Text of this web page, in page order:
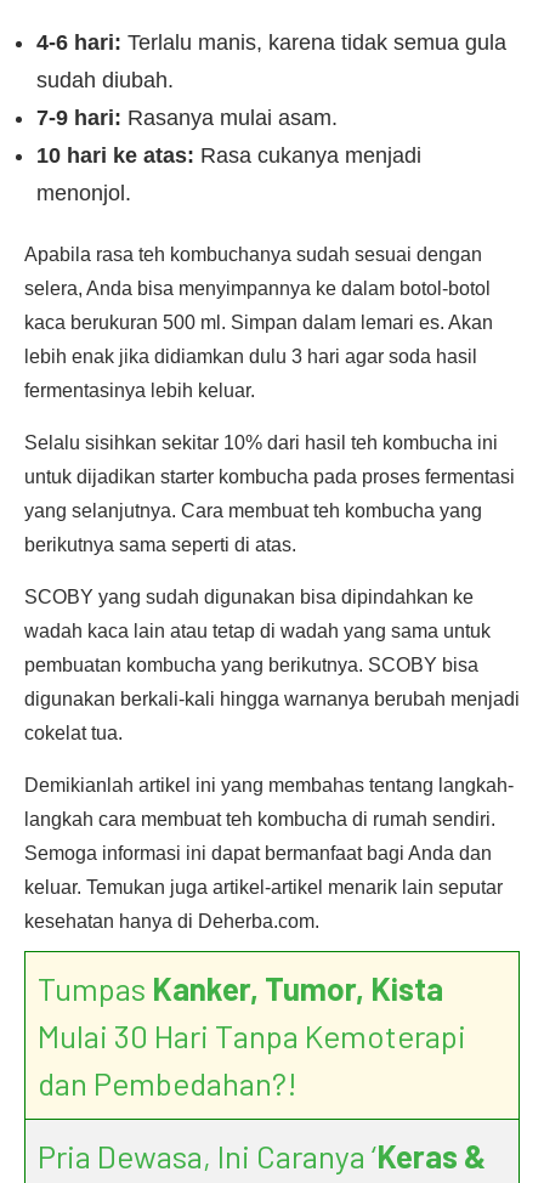
4-6 hari: Terlalu manis, karena tidak semua gula
sudah diubah.
7-9 hari: Rasanya mulai asam.
10 hari ke atas: Rasa cukanya menjadi
menonjol.
Apabila rasa teh kombuchanya sudah sesuai dengan
selera, Anda bisa menyimpannya ke dalam botol-botol
kaca berukuran 500 ml. Simpan dalam lemari es. Akan
lebih enak jika didiamkan dulu 3 hari agar soda hasil
fermentasinya lebih keluar.
Selalu sisihkan sekitar 10% dari hasil teh kombucha ini
untuk dijadikan starter kombucha pada proses fermentasi
yang selanjutnya. Cara membuat teh kombucha yang
berikutnya sama seperti di atas.
SCOBY yang sudah digunakan bisa dipindahkan ke
wadah kaca lain atau tetap di wadah yang sama untuk
pembuatan kombucha yang berikutnya. SCOBY bisa
digunakan berkali-kali hingga warnanya berubah menjadi
cokelat tua.
Demikianlah artikel ini yang membahas tentang langkah-
langkah cara membuat teh kombucha di rumah sendiri.
Semoga informasi ini dapat bermanfaat bagi Anda dan
keluar. Temukan juga artikel-artikel menarik lain seputar
kesehatan hanya di Deherba.com.
Tumpas Kanker, Tumor, Kista
Mulai 30 Hari Tanpa Kemoterapi
dan Pembedahan?!
Pria Dewasa, Ini Caranya ‘Keras &